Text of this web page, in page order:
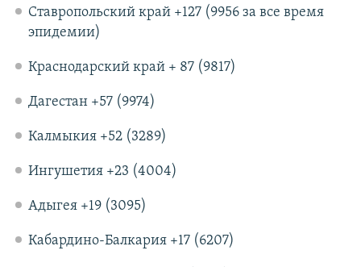
Ставропольский край +127 (9956 за все время
эпидемии)​
Краснодарский край + 87 (9817)​
Дагестан +57 (9974)​
Калмыкия +52 (3289)
Ингушетия +23 (4004)​
Адыгея +19 (3095)​
Кабардино-Балкария +17 (6207)​